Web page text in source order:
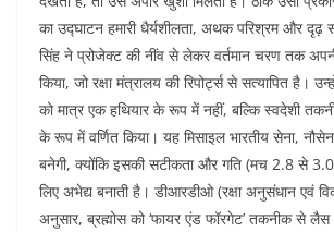
का उद्घाटन हमारी धैर्यशीलता, अथक परिश्रम और
सिंह ने प्रोजेक्ट की नींव से लेकर वर्तमान चरण तक
किया, जो रक्षा मंत्रालय की रिपोर्ट्स से सत्यापित है।
को मात्र एक हथियार के रूप में नहीं, बल्कि स्वदेशी
के रूप में वर्णित किया। यह मिसाइल भारतीय सेना,
बनेगी, क्योंकि इसकी सटीकता और गति (मच 2.8 से
लिए अभेद्य बनाती है। डीआरडीओ (रक्षा अनुसंधान एवं
अनुसार, ब्रह्मोस को ‘फायर एंड फॉरगेट’ तकनीक से लैस